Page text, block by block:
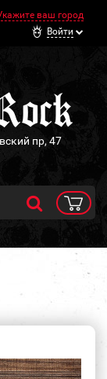
ваш город
Войти
пр, 47